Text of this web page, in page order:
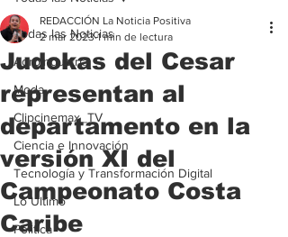
Todas las Noticias
Agroindustria
Moda
Clipcinemax_TV
Ciencia e Innovación
Tecnología y Transformación Digital
Lo Ultimo
Politica
Judokas del Cesar
representan al
departamento en la
versión XI del
Campeonato Costa
Caribe
REDACCIÓN La Noticia Positiva
2 mar 2023 1 min de lectura